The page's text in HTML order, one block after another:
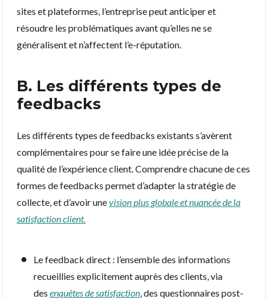
sites et plateformes, l’entreprise peut anticiper et
résoudre les problématiques avant qu’elles ne se
généralisent et n’affectent l’e-réputation.
B. Les différents types de
feedbacks
Les différents types de feedbacks existants s’avèrent
complémentaires pour se faire une idée précise de la
qualité de l’expérience client. Comprendre chacune de ces
formes de feedbacks permet d’adapter la stratégie de
collecte, et d’avoir unevision plus globale et nuancée de la
satisfaction client.
Le feedback direct : l’ensemble des informations
recueillies explicitement auprès des clients, via
des enquêtes de satisfaction , des questionnaires post-